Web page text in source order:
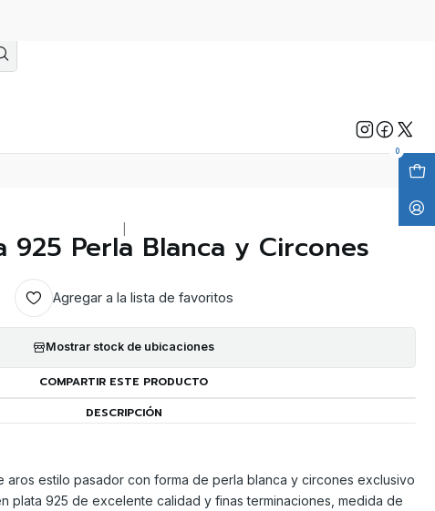
0
925 Perla Blanca y Circones
Agregar a la lista de favoritos
Mostrar stock de ubicaciones
COMPARTIR ESTE PRODUCTO
DESCRIPCIÓN
aros estilo pasador con forma de perla blanca y circones exclusivo
plata 925 de excelente calidad y finas terminaciones, medida de